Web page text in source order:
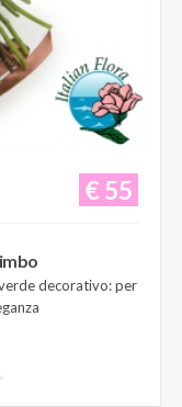
€ 55
decorativo: per